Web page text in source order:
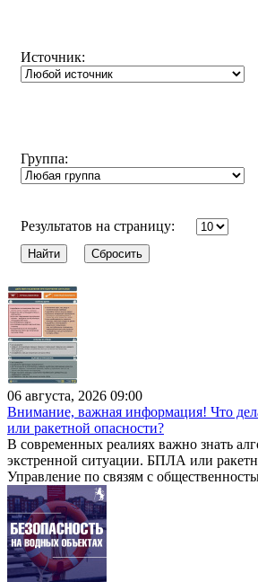
Источник:
Группа:
Результатов на страницу:
06 августа, 2026 09:00
Внимание, важная информация! Что
или ракетной опасности?
В современных реалиях важно знать
экстренной ситуации. БПЛА или
Управление по связям с